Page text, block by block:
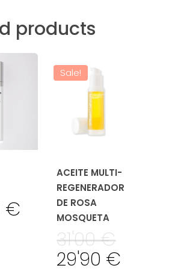
products
€
Sale!
ACEITE MULTI-
REGENERADOR
DE ROSA
MOSQUETA
31'00€
29'90 €